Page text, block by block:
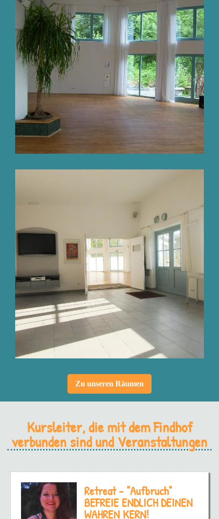
Zu unseren Räumen
Kursleiter, die mit dem Findhof
verbunden sind und Veranstaltungen
Retreat - "Aufbruch"
BEFREIE ENDLICH DEINEN
WAHREN KERN!